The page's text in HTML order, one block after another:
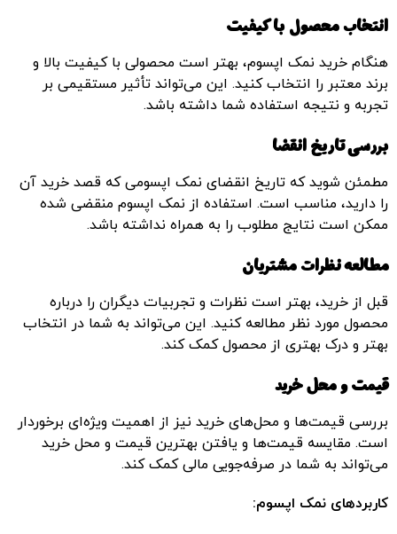
انتخاب محصول با کیفیت
هنگام خرید نمک اپسوم، بهتر است محصولی با کیفیت بالا و
برند معتبر را انتخاب کنید. این می‌تواند تأثیر مستقیمی بر
تجربه و نتیجه استفاده شما داشته باشد.
بررسی تاریخ انقضا
مطمئن شوید که تاریخ انقضای نمک اپسومی که قصد خرید آن
را دارید، مناسب است. استفاده از نمک اپسوم منقضی شده
ممکن است نتایج مطلوب را به همراه نداشته باشد.
مطالعه نظرات مشتریان
قبل از خرید، بهتر است نظرات و تجربیات دیگران را درباره
محصول مورد نظر مطالعه کنید. این می‌تواند به شما در انتخاب
بهتر و درک بهتری از محصول کمک کند.
قیمت و محل خرید
بررسی قیمت‌ها و محل‌های خرید نیز از اهمیت ویژه‌ای برخوردار
است. مقایسه قیمت‌ها و یافتن بهترین قیمت و محل خرید
می‌تواند به شما در صرفه‌جویی مالی کمک کند.
کاربردهای نمک اپسوم: